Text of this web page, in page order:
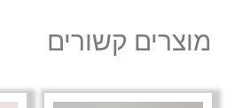
a
p
e
מוצרים קשורים